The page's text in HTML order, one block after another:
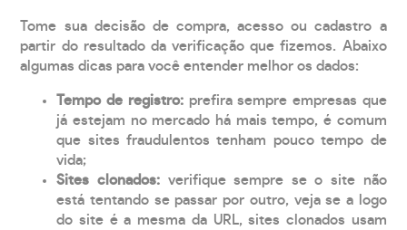
Tome sua decisão de compra, acesso ou cadastro a
partir do resultado da verificação que fizemos. Abaixo
algumas dicas para você entender melhor os dados:
Tempo de registro: prefira sempre empresas que
já estejam no mercado há mais tempo, é comum
que sites fraudulentos tenham pouco tempo de
vida;
Sites clonados: verifique sempre se o site não
está tentando se passar por outro, veja se a logo
do site é a mesma da URL, sites clonados usam